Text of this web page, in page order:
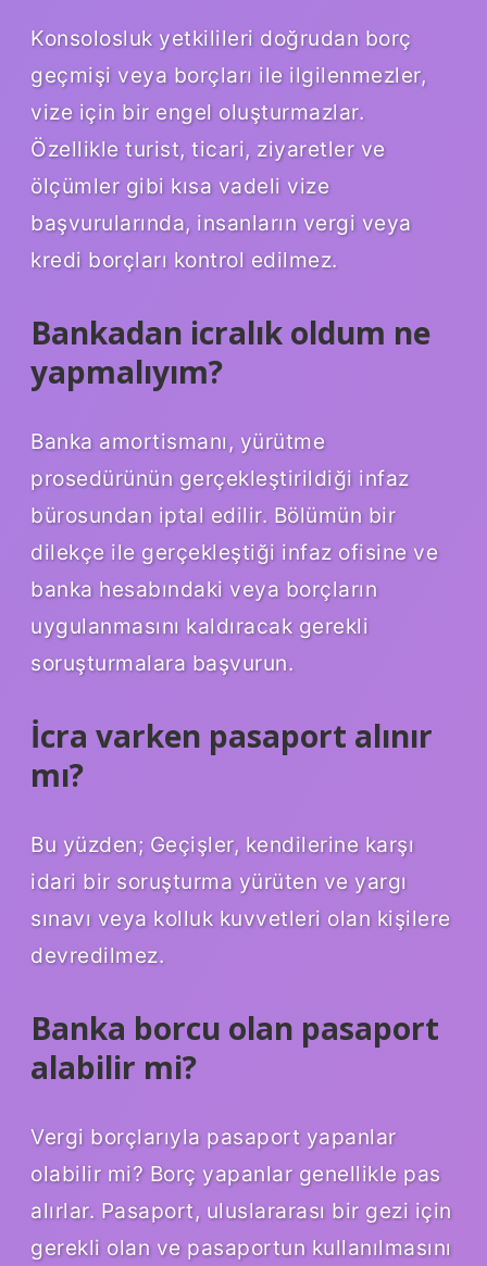
Konsolosluk yetkilileri doğrudan borç
geçmişi veya borçları ile ilgilenmezler,
vize için bir engel oluşturmazlar.
Özellikle turist, ticari, ziyaretler ve
ölçümler gibi kısa vadeli vize
başvurularında, insanların vergi veya
kredi borçları kontrol edilmez.
Bankadan icralık oldum ne
yapmalıyım?
Banka amortismanı, yürütme
prosedürünün gerçekleştirildiği infaz
bürosundan iptal edilir. Bölümün bir
dilekçe ile gerçekleştiği infaz ofisine ve
banka hesabındaki veya borçların
uygulanmasını kaldıracak gerekli
soruşturmalara başvurun.
İcra varken pasaport alınır
mı?
Bu yüzden; Geçişler, kendilerine karşı
idari bir soruşturma yürüten ve yargı
sınavı veya kolluk kuvvetleri olan kişilere
devredilmez.
Banka borcu olan pasaport
alabilir mi?
Vergi borçlarıyla pasaport yapanlar
olabilir mi? Borç yapanlar genellikle pas
alırlar. Pasaport, uluslararası bir gezi için
gerekli olan ve pasaportun kullanılmasını